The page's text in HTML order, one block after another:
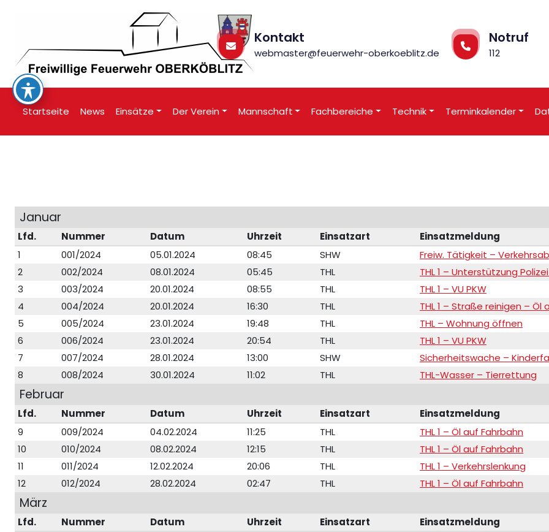
Freiwillige Feuerwehr Oberköblitz
Kontakt
webmaster@feuerwehr-oberkoeblitz.de
Notruf
112
Startseite News Einsätze Der Verein Mannschaft Fachbereiche Technik Terminkalender
Januar
Lfd. Nummer Datum Uhrzeit Einsatzart
Einsatzmeldung
1
001/2024 05.01.2024 08:45 SHW
Freiw. Tätigkeit –
2
002/2024 08.01.2024 05:45 THL
THL 1 – Unterstützung
3
003/2024 20.01.2024 08:55 THL
THL 1 – VU PKW
4
004/2024 20.01.2024 16:30 THL
THL 1 – Straße reinigen – Öl
5
005/2024 23.01.2024 19:48 THL
THL – Wohnung öffnen
6
006/2024 23.01.2024 20:54 THL
THL 1 – VU PKW
7
007/2024 28.01.2024 13:00 SHW
Sicherheitswache –
8
008/2024 30.01.2024 11:02 THL THL-Wasser – Tierrettung
Februar
Lfd. Nummer Datum Uhrzeit Einsatzart
Einsatzmeldung
9
009/2024 04.02.2024 11:25 THL
THL 1 – Öl auf Fahrbahn
10
010/2024 08.02.2024 12:15 THL
THL 1 – Öl auf Fahrbahn
11
011/2024 12.02.2024 20:06 THL
THL 1 – Verkehrslenkung
12
012/2024 28.02.2024 02:47 THL THL 1 – Öl auf Fahrbahn
März
Lfd. Nummer Datum Uhrzeit Einsatzart
Einsatzmeldung